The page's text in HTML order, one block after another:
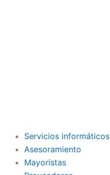
Servicios informáticos
Asesoramiento
Mayoristas